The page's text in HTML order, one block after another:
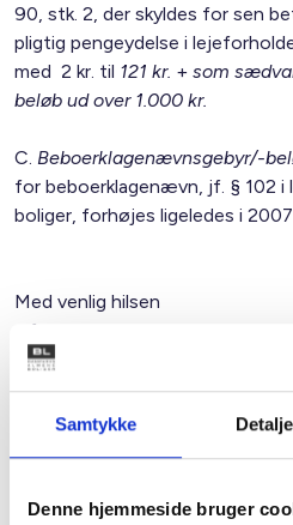
Samtykke
Denne hjemmeside bruger
90, stk. 2, der skyldes for sen
pligtig pengeydelse i
med 2 kr. til 121 kr. +som
beløb ud over 1.000 kr.
C. Beboerklagenævnsgebyr/-
for beboerklagenævn, jf. § 102 i
boliger, forhøjes ligeledes i
Med venlig hilsen
p.f.v.
Gert Nielsen / Keld Adsbøl
Relateret indhold